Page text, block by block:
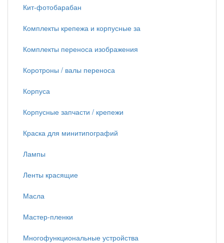
Кит-фотобарабан
Комплекты крепежа и корпусные за
Комплекты переноса изображения
Коротроны / валы переноса
Корпуса
Корпусные запчасти / крепежи
Краска для минитипографий
Лампы
Ленты красящие
Масла
Мастер-пленки
Многофункциональные устройства